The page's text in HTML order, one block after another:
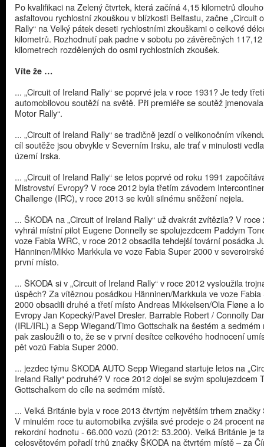
Po kvalifikaci na Zelený čtvrtek, která začíná 4,15 kilometrů
asfaltovou rychlostní zkouškou v blízkosti Belfastu, začne „Circuit
Rally“ na Velký pátek deseti rychlostními zkouškami o celkové
kilometrů. Rozhodnutí pak padne v sobotu po závěrečných 117,12
kilometrech rozdělených do osmi rychlostních zkoušek.
Víte že …​
... „Circuit of Ireland Rally“ se poprvé jela v roce 1931? Je tedy
automobilovou soutěží na světě. Při premiéře se soutěž
Motor Rally“.
... „Circuit of Ireland Rally“ se tradičně jezdí o velikonočním
cíl soutěže jsou obvykle v Severním Irsku, ale trať v minulosti
území Irska.
... „Circuit of Ireland Rally“ se letos poprvé od roku 1991
Mistrovství Evropy? V roce 2012 byla třetím závodem
Challenge (IRC), v roce 2013 se kvůli silnému sněžení nejela.
... ŠKODA na „Circuit of Ireland Rally“ už dvakrát zvítězila? V roce
vyhrál místní pilot Eugene Donnelly se spolujezdcem Paddym
voze Fabia WRC, v roce 2012 obsadila tehdejší tovární posádka
Hänninen/Mikko Markkula ve voze Fabia Super 2000 v
první místo.
... ŠKODA si v „Circuit of Ireland Rally“ v roce 2012 vysloužila
úspěch? Za vítěznou posádkou Hänninen/Markkula ve voze
2000 obsadili druhé a třetí místo Andreas Mikkelsen/Ola Fløne a
Evropy Jan Kopecký/Pavel Dresler. Barrable Robert / Connolly
(IRL/IRL) a Sepp Wiegand/Timo Gottschalk na šestém a sedmém
pak zasloužili o to, že se v první desítce celkového hodnocení
pět vozů Fabia Super 2000.
... jezdec týmu ŠKODA AUTO Sepp Wiegand startuje letos na
Ireland Rally“ podruhé? V roce 2012 dojel se svým spolujezdcem
Gottschalkem do cíle na sedmém místě.
... Velká Británie byla v roce 2013 čtvrtým největším trhem značky
V minulém roce tu automobilka zvýšila své prodeje o 24 procent
rekordní hodnotu - 66.000 vozů (2012: 53.200). Velká Británie je
celosvětovém pořadí trhů značky ŠKODA na čtvrtém místě – za